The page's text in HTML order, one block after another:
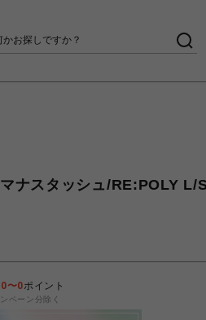
ナスタッシュ/RE:POLY L/
0〜0ポイント
ペーン分除く